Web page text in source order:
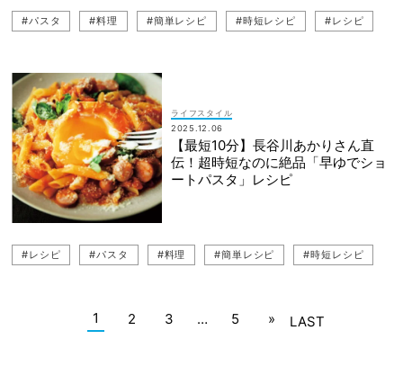
#パスタ #料理 #簡単レシピ #時短レシピ #レシピ
ライフスタイル
2025.12.06
【最短10分】長谷川あかりさん直
伝！超時短なのに絶品「早ゆでショ
ートパスタ」レシピ
#レシピ #パスタ #料理 #簡単レシピ #時短レシピ
1 2 3 … 5 » LAST